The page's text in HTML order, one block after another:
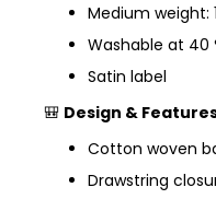
Medium weight:
Washable at 40
Satin label
🎒 Design &
Cotton woven
Drawstring